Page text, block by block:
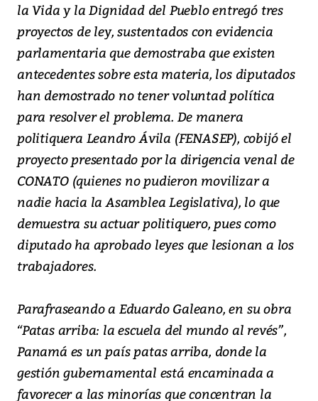
la Vida y la Dignidad del Pueblo entregó tres
proyectos de ley, sustentados con evidencia
parlamentaria que demostraba que existen
antecedentes sobre esta materia, los diputados
han demostrado no tener voluntad política
para resolver el problema. De manera
politiquera Leandro Ávila (FENASEP), cobijó el
proyecto presentado por la dirigencia venal de
CONATO (quienes no pudieron movilizar a
nadie hacia la Asamblea Legislativa), lo que
demuestra su actuar politiquero, pues como
diputado ha aprobado leyes que lesionan a los
trabajadores.
Parafraseando a Eduardo Galeano, en su obra
“Patas arriba: la escuela del mundo al revés”,
Panamá es un país patas arriba, donde la
gestión gubernamental está encaminada a
favorecer a las minorías que concentran la